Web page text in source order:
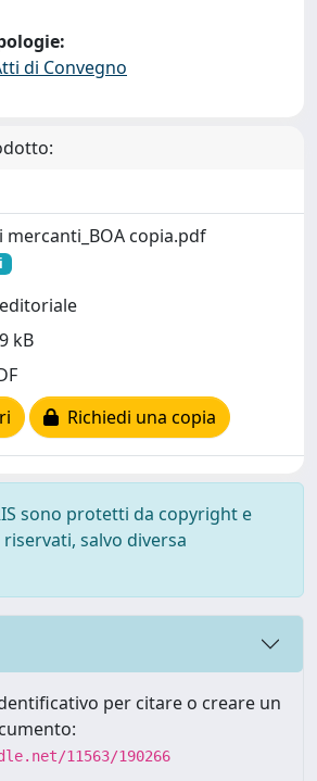
di Convegno
mercanti_BOA copia.pdf
kB
Richiedi una copia
sono protetti da copyright e
salvo diversa
per citare o creare un
11563/190266